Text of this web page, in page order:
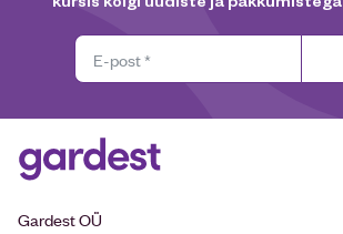
Gardest OÜ